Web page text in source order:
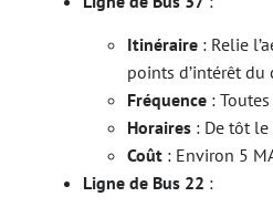
Itinéraire : Relie
points d’intérêt du
Fréquence :
Horaires : De tôt
Coût : Environ 5
Ligne de Bus 22 :